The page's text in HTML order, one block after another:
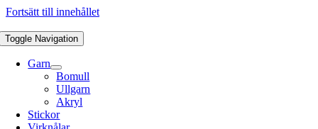
Fortsätt till innehållet
Toggle Navigation
Garn
Bomull
Ullgarn
Akryl
Stickor